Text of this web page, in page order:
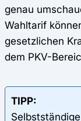
genau
Wahltarif
gesetzlichen
dem PKV-
TIPP: